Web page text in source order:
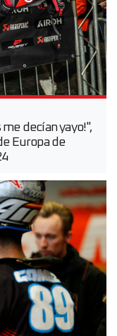
decían yayo!",
Europa de